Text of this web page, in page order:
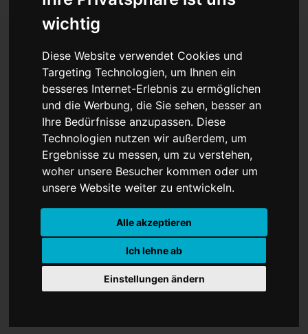
wichtig
Diese Website verwendet Cookies und
Targeting Technologien, um Ihnen ein
besseres Internet-Erlebnis zu ermöglichen
und die Werbung, die Sie sehen, besser an
Ihre Bedürfnisse anzupassen. Diese
Technologien nutzen wir außerdem, um
Ergebnisse zu messen, um zu verstehen,
woher unsere Besucher kommen oder um
unsere Website weiter zu entwickeln.
Alle akzeptieren
Ich lehne ab
Einstellungen ändern
Kennenlernen bei
Kulinarik im Kreuzviertel